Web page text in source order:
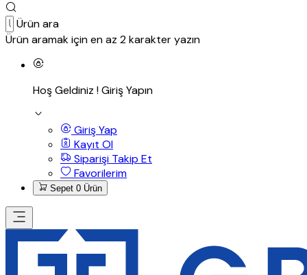
Ürün ara
Ürün aramak için en az 2 karakter yazın
Hoş Geldiniz !Giriş Yapın
Giriş Yap
Kayıt Ol
Siparişi Takip Et
Favorilerim
Sepet 0 Ürün